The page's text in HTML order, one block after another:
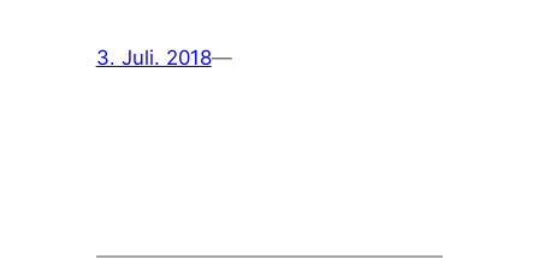
3. Juli. 2018—